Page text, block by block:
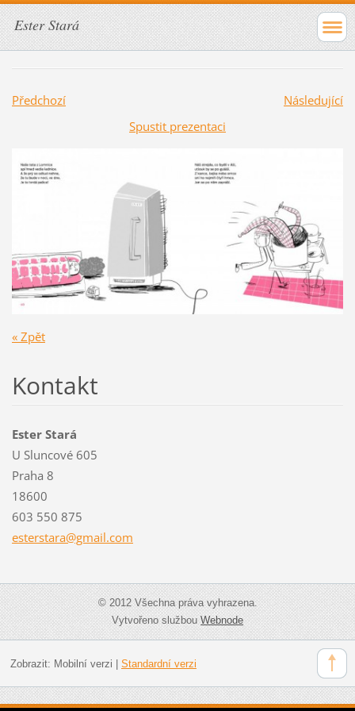
Ester Stará
Předchozí
Následující
Spustit prezentaci
« Zpět
Kontakt
Ester Stará
U Sluncové 605
Praha 8
18600
603 550 875
esterstara@gmail.com
© 2012 Všechna práva vyhrazena.
Vytvořeno službouWebnode
Zobrazit: Mobilní verzi Standardní verzi